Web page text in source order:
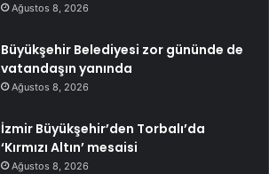
Ağustos 8, 2026
Büyükşehir Belediyesi zor gününde de
vatandaşın yanında
Ağustos 8, 2026
İzmir Büyükşehir’den Torbalı’da
‘Kırmızı Altın’ mesaisi
Ağustos 8, 2026